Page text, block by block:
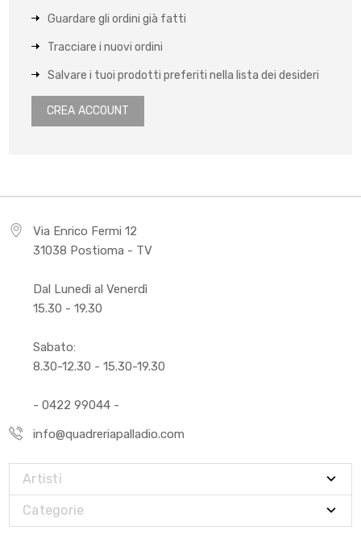
Guardare gli ordini già fatti
Tracciare i nuovi ordini
Salvare i tuoi prodotti preferiti nella lista dei desideri
CREA ACCOUNT
Via Enrico Fermi 12
31038 Postioma - TV
Dal Lunedì al Venerdì
15.30 - 19.30
Sabato:
8.30-12.30 - 15.30-19.30
- 0422 99044 -
info@quadreriapalladio.com
Artisti
Categorie